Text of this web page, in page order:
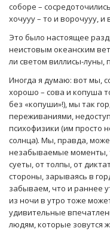
соборе –
хочууу – то и ворочууу, и
Это было настоящее
неистовым океанским
ли светом виллисы-луны,
Иногда я думаю: вот мы,
хорошо – сова и копуша
без «копуши»!), мы так
переживаниями,
психофизики (им просто
солнца). Мы, правда,
незабываемые моменты,
суеты, от толпы, от
стороны, зарываясь в
забываем, что и раннее
из ночи в утро тоже
удивительные
людям, которые зовутся